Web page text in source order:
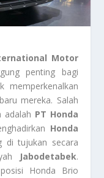
Motor
penting bagi
memperkenalkan
mereka. Salah
adalah PT Honda
Honda
di tujukan secara
Jabodetabek.
Honda Brio